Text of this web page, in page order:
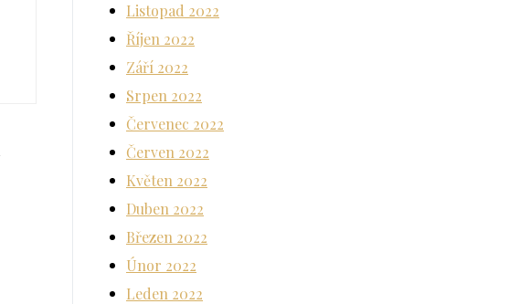
Listopad 2022
Říjen 2022
Září 2022
Srpen 2022
Červenec 2022
Červen 2022
Květen 2022
Duben 2022
Březen 2022
Únor 2022
Leden 2022